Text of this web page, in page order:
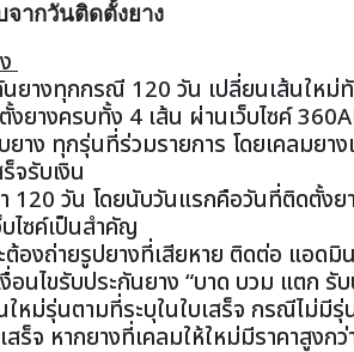
ากวันติดตั้งยาง
ง
ยางทุกกรณี 120 วัน เปลี่ยนเส้นใหม่
งยางครบทั้ง 4 เส้น ผ่านเว็บไซค์
ยาง ทุกรุ่นที่ร่วมรายการ โดยเคลมยา
จรับเงิน
120 วัน โดยนับวันแรกคือวันที่ติดตั้ง
ไซค์เป็นสำคัญ
ต้องถ่ายรูปยางที่เสียหาย ติดต่อ แอ
งื่อนไขรับประกันยาง “บาด บวม แตก
ใหม่รุ่นตามที่ระบุในใบเสร็จ กรณีไม่
สร็จ หากยางที่เคลมให้ใหม่มีราคาสูง